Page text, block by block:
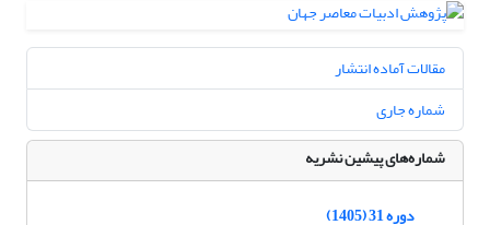
مقالات آماده انتشار
شماره جاری
شماره‌های پیشین نشریه
دوره 31 (1405)